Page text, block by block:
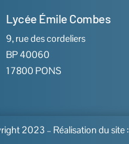
Lycée Émile Combes
9, rue des cordeliers
BP 40060
17800 PONS
2023 – Réalisation du site :